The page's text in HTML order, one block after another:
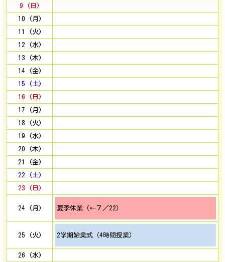
9 (日)
10 (月)
11 (火)
12 (水)
13 (木)
14 (金)
15 (土)
16 (日)
17 (月)
18 (火)
19 (水)
20 (木)
21 (金)
22 (土)
23 (日)
24 (月) 夏季休業（←７／22）
25 (火) 2学期始業式（4時間授業）
26 (水)